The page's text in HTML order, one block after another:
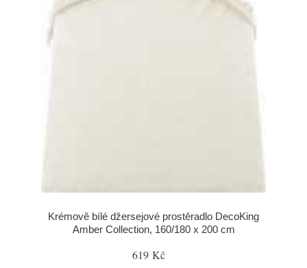
Krémově bílé džersejové prostěradlo DecoKing
Amber Collection, 160/180 x 200 cm
619 Kč